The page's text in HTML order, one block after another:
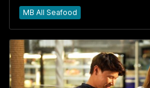
MB All Seafood